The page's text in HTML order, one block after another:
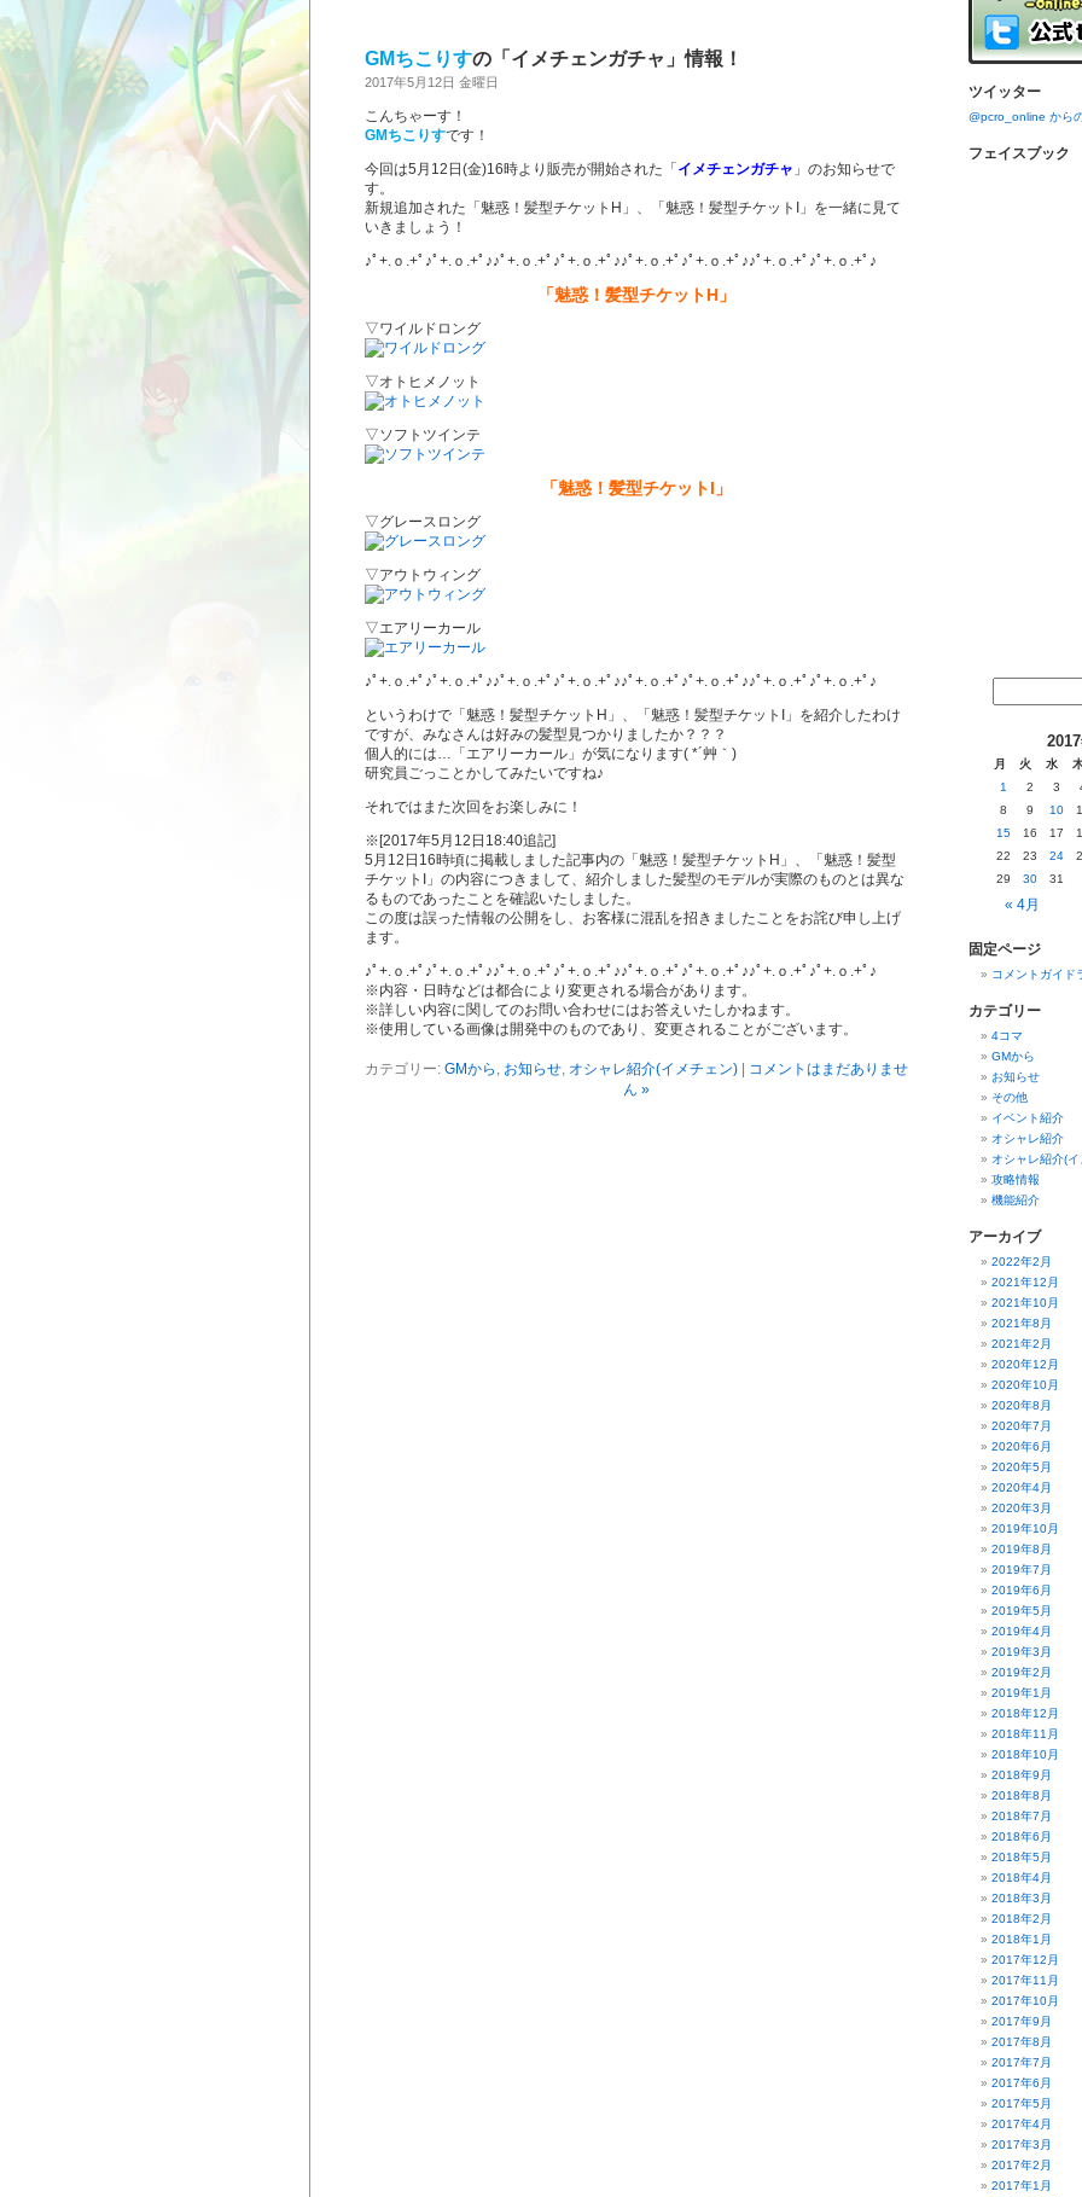
GMちこりすの「イメチェンガチャ」情報！
2017年5月12日 金曜日
こんちゃーす！
GMちこりすです！
今回は5月12日(金)16時より販売が開始された「 イメチェンガチャ 」のお知らせで
す。
新規追加された「魅惑！髪型チケットH」、「魅惑！髪型チケットI」を一緒に見て
いきましょう！
♪ﾟ+.ｏ.+ﾟ♪ﾟ+.ｏ.+ﾟ♪♪ﾟ+.ｏ.+ﾟ♪ﾟ+.ｏ.+ﾟ♪♪ﾟ+.ｏ.+ﾟ♪ﾟ+.ｏ.+ﾟ♪♪ﾟ+.ｏ.+ﾟ♪ﾟ+.ｏ.+ﾟ♪
「魅惑！髪型チケットH」
▽ワイルドロング
▽オトヒメノット
▽ソフトツインテ
「魅惑！髪型チケットI」
▽グレースロング
▽アウトウィング
▽エアリーカール
♪ﾟ+.ｏ.+ﾟ♪ﾟ+.ｏ.+ﾟ♪♪ﾟ+.ｏ.+ﾟ♪ﾟ+.ｏ.+ﾟ♪♪ﾟ+.ｏ.+ﾟ♪ﾟ+.ｏ.+ﾟ♪♪ﾟ+.ｏ.+ﾟ♪ﾟ+.ｏ.+ﾟ♪
というわけで「魅惑！髪型チケットH」、「魅惑！髪型チケットI」を紹介したわけ
ですが、みなさんは好みの髪型見つかりましたか？？？
個人的には…「エアリーカール」が気になります( *´艸｀)
研究員ごっことかしてみたいですね♪
それではまた次回をお楽しみに！
※[2017年5月12日18:40追記]
5月12日16時頃に掲載しました記事内の「魅惑！髪型チケットH」、「魅惑！髪型
チケットI」の内容につきまして、紹介しました髪型のモデルが実際のものとは異な
るものであったことを確認いたしました。
この度は誤った情報の公開をし、お客様に混乱を招きましたことをお詫び申し上げ
ます。
♪ﾟ+.ｏ.+ﾟ♪ﾟ+.ｏ.+ﾟ♪♪ﾟ+.ｏ.+ﾟ♪ﾟ+.ｏ.+ﾟ♪♪ﾟ+.ｏ.+ﾟ♪ﾟ+.ｏ.+ﾟ♪♪ﾟ+.ｏ.+ﾟ♪ﾟ+.ｏ.+ﾟ♪
※内容・日時などは都合により変更される場合があります。
※詳しい内容に関してのお問い合わせにはお答えいたしかねます。
※使用している画像は開発中のものであり、変更されることがございます。
カテゴリー: GMから , お知らせ, オシャレ紹介(イメチェン)
コメントはまだありませ
ん »
ツイッター
@pcro_online から
フェイスブック
月 火 水
« 4月
1 2 3
8
9 10
15
16 17
22
23 24
29
30 31
固定ページ
コメントガイド
カテゴリー
4コマ
GMから
お知らせ
その他
イベント紹介
オシャレ紹介
オシャレ紹介(
攻略情報
機能紹介
アーカイブ
2022年2月
2021年12月
2021年10月
2021年8月
2021年2月
2020年12月
2020年10月
2020年8月
2020年7月
2020年6月
2020年5月
2020年4月
2020年3月
2019年10月
2019年8月
2019年7月
2019年6月
2019年5月
2019年4月
2019年3月
2019年2月
2019年1月
2018年12月
2018年11月
2018年10月
2018年9月
2018年8月
2018年7月
2018年6月
2018年5月
2018年4月
2018年3月
2018年2月
2018年1月
2017年12月
2017年11月
2017年10月
2017年9月
2017年8月
2017年7月
2017年6月
2017年5月
2017年4月
2017年3月
2017年2月
2017年1月